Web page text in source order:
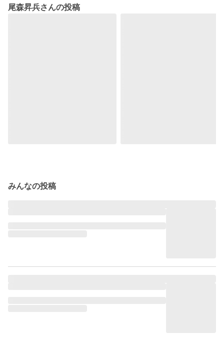
尾森昇兵さんの投稿
みんなの投稿